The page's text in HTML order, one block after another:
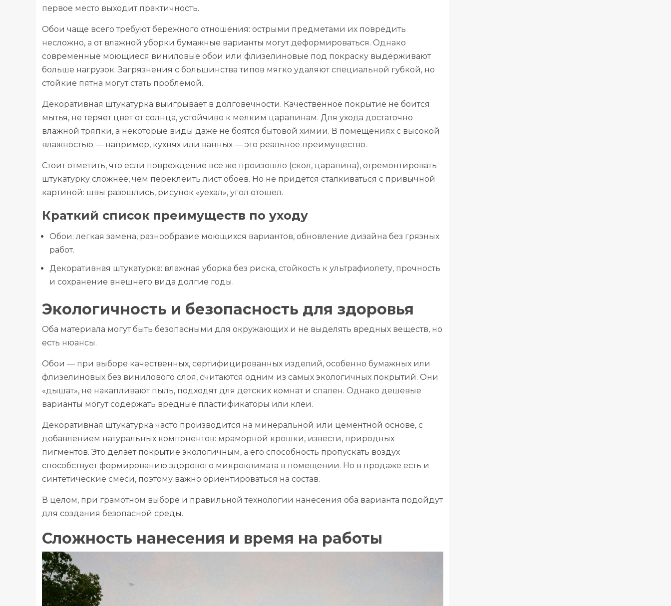
первое место выходит практичность.
Обои чаще всего требуют бережного отношения: острыми предметами их повредить
несложно, а от влажной уборки бумажные варианты могут деформироваться. Однако
современные моющиеся виниловые обои или флизелиновые под покраску выдерживают
больше нагрузок. Загрязнения с большинства типов мягко удаляют специальной губкой, но
стойкие пятна могут стать проблемой.
Декоративная штукатурка выигрывает в долговечности. Качественное покрытие не боится
мытья, не теряет цвет от солнца, устойчиво к мелким царапинам. Для ухода достаточно
влажной тряпки, а некоторые виды даже не боятся бытовой химии. В помещениях с высокой
влажностью — например, кухнях или ванных — это реальное преимущество.
Стоит отметить, что если повреждение все же произошло (скол, царапина), отремонтировать
штукатурку сложнее, чем переклеить лист обоев. Но не придется сталкиваться с привычной
картиной: швы разошлись, рисунок «уехал», угол отошел.
Краткий список преимуществ по уходу
Обои: легкая замена, разнообразие моющихся вариантов, обновление дизайна без грязных
работ.
Декоративная штукатурка: влажная уборка без риска, стойкость к ультрафиолету, прочность
и сохранение внешнего вида долгие годы.
Экологичность и безопасность для здоровья
Оба материала могут быть безопасными для окружающих и не выделять вредных веществ, но
есть нюансы.
Обои — при выборе качественных, сертифицированных изделий, особенно бумажных или
флизелиновых без винилового слоя, считаются одним из самых экологичных покрытий. Они
«дышат», не накапливают пыль, подходят для детских комнат и спален. Однако дешевые
варианты могут содержать вредные пластификаторы или клеи.
Декоративная штукатурка часто производится на минеральной или цементной основе, с
добавлением натуральных компонентов: мраморной крошки, извести, природных
пигментов. Это делает покрытие экологичным, а его способность пропускать воздух
способствует формированию здорового микроклимата в помещении. Но в продаже есть и
синтетические смеси, поэтому важно ориентироваться на состав.
В целом, при грамотном выборе и правильной технологии нанесения оба варианта подойдут
для создания безопасной среды.
Сложность нанесения и время на работы